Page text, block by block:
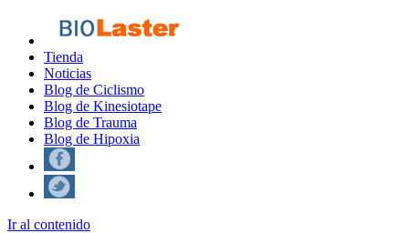
Tienda
Noticias
Blog de Ciclismo
Blog de Kinesiotape
Blog de Trauma
Blog de Hipoxia
Ir al contenido